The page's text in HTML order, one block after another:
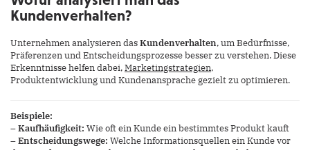
Kundenverhalten?
Unternehmen analysieren dasKundenverhalten, um Bedürfnisse,
Präferenzen und Entscheidungsprozesse besser zu verstehen. Diese
Erkenntnisse helfen dabei,Marketingstrategien,
Produktentwicklung und Kundenansprache gezielt zu optimieren.
Beispiele:
–Kaufhäufigkeit: Wie oft ein Kunde ein bestimmtes Produkt kauft
–Entscheidungswege: Welche Informationsquellen ein Kunde vor